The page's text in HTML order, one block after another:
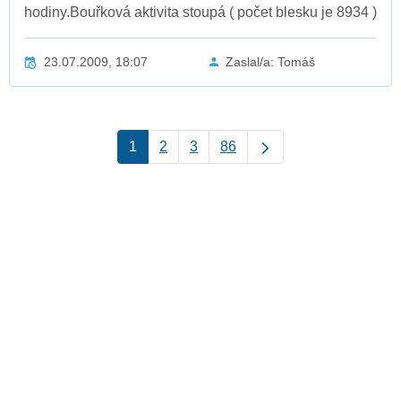
hodiny.Bouřková aktivita stoupá ( počet blesku je 8934 )
23.07.2009, 18:07 Zaslal/a: Tomáš
1 2 3 86